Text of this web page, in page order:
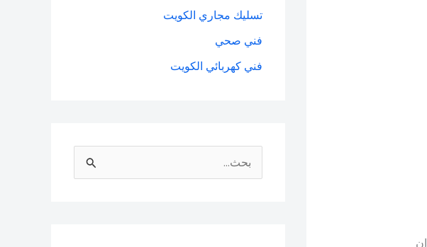
تسليك مجاري الكويت
فني صحي
فني كهربائي الكويت